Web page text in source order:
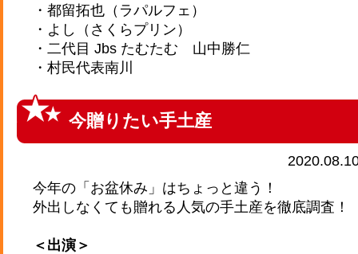
・都留拓也（ラパルフェ）
・よし（さくらプリン）
・二代目 Jbs たむたむ 山中勝仁
・村民代表南川
今贈りたい手土産
今年の「お盆休み」はちょっと違う！
外出しなくても贈れる人気の手土産を徹底調査！
＜出演＞